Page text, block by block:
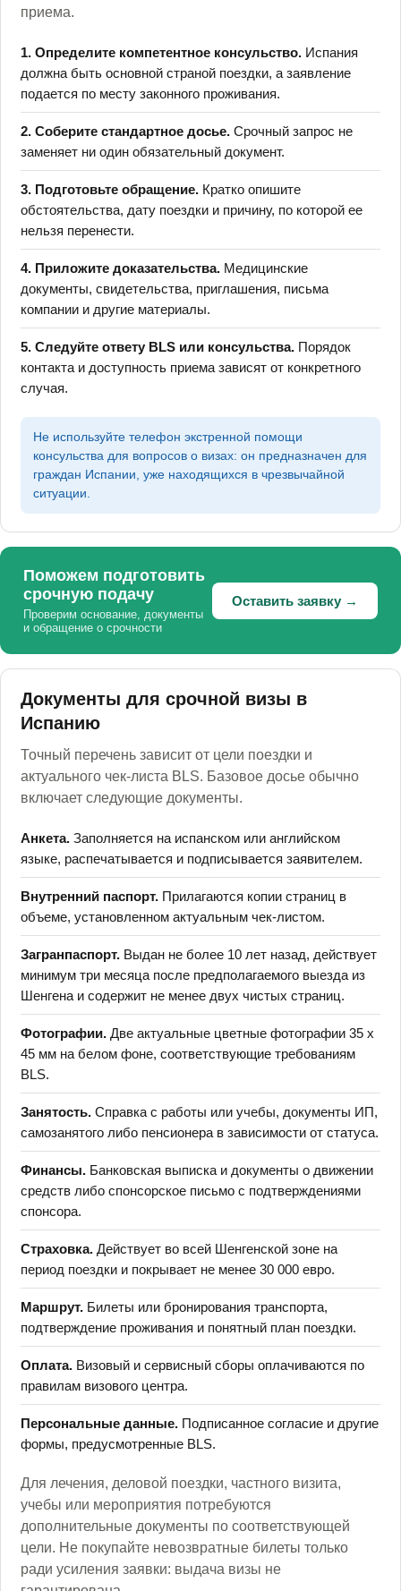
приема.
1. Определите компетентное консульство. Испания
должна быть основной страной поездки, а заявление
подается по месту законного проживания.
2. Соберите стандартное досье. Срочный запрос не
заменяет ни один обязательный документ.
3. Подготовьте обращение. Кратко опишите
обстоятельства, дату поездки и причину, по которой ее
нельзя перенести.
4. Приложите доказательства. Медицинские
документы, свидетельства, приглашения, письма
компании и другие материалы.
5. Следуйте ответу BLS или консульства. Порядок
контакта и доступность приема зависят от конкретного
случая.
Не используйте телефон экстренной помощи
консульства для вопросов о визах: он предназначен для
граждан Испании, уже находящихся в чрезвычайной
ситуации.
Поможем подготовить
срочную подачу
Проверим основание, документы
и обращение о срочности
Оставить заявку →
Документы для срочной визы в
Испанию
Точный перечень зависит от цели поездки и
актуального чек-листа BLS. Базовое досье обычно
включает следующие документы.
Анкета. Заполняется на испанском или английском
языке, распечатывается и подписывается заявителем.
Внутренний паспорт. Прилагаются копии страниц в
объеме, установленном актуальным чек-листом.
Загранпаспорт. Выдан не более 10 лет назад, действует
минимум три месяца после предполагаемого выезда из
Шенгена и содержит не менее двух чистых страниц.
Фотографии. Две актуальные цветные фотографии 35 x
45 мм на белом фоне, соответствующие требованиям
BLS.
Занятость. Справка с работы или учебы, документы ИП,
самозанятого либо пенсионера в зависимости от статуса.
Финансы. Банковская выписка и документы о движении
средств либо спонсорское письмо с подтверждениями
спонсора.
Страховка. Действует во всей Шенгенской зоне на
период поездки и покрывает не менее 30 000 евро.
Маршрут. Билеты или бронирования транспорта,
подтверждение проживания и понятный план поездки.
Оплата. Визовый и сервисный сборы оплачиваются по
правилам визового центра.
Персональные данные. Подписанное согласие и другие
формы, предусмотренные BLS.
Для лечения, деловой поездки, частного визита,
учебы или мероприятия потребуются
дополнительные документы по соответствующей
цели. Не покупайте невозвратные билеты только
ради усиления заявки: выдача визы не